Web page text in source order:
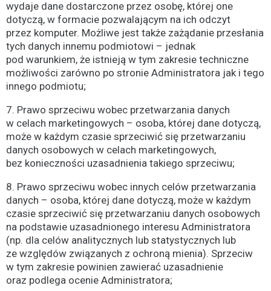
wydaje dane dostarczone przez osobę, której one
dotyczą, w formacie pozwalającym na ich odczyt
przez komputer. Możliwe jest także zażądanie przesłania
tych danych innemu podmiotowi – jednak
pod warunkiem, że istnieją w tym zakresie techniczne
możliwości zarówno po stronie Administratora jak i tego
innego podmiotu;
7. Prawo sprzeciwu wobec przetwarzania danych
w celach marketingowych – osoba, której dane dotyczą,
może w każdym czasie sprzeciwić się przetwarzaniu
danych osobowych w celach marketingowych,
bez konieczności uzasadnienia takiego sprzeciwu;
8. Prawo sprzeciwu wobec innych celów przetwarzania
danych – osoba, której dane dotyczą, może w każdym
czasie sprzeciwić się przetwarzaniu danych osobowych
na podstawie uzasadnionego interesu Administratora
(np. dla celów analitycznych lub statystycznych lub
ze względów związanych z ochroną mienia). Sprzeciw
w tym zakresie powinien zawierać uzasadnienie
oraz podlega ocenie Administratora;